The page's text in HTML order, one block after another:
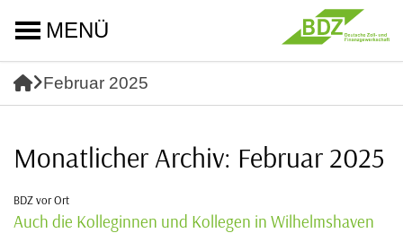
MENÜ
Februar 2025
Monatlicher Archiv: Februar 2025
BDZ vor Ort
Auch die Kolleginnen und Kollegen in Wilhelmshaven